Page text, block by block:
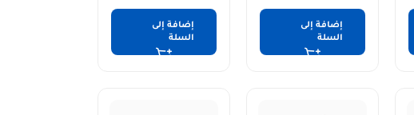
إضافة إلى
السلة
إضافة إلى
السلة